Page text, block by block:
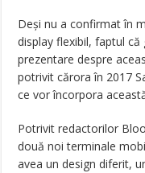
Deși nu a confirmat în
display flexibil, faptul
prezentare despre
potrivit cărora în 2017
ce vor încorpora
Potrivit redactorilor
două noi terminale
avea un design diferit,